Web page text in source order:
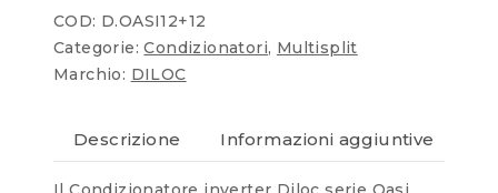
COD: D.OASI12+12
Categorie:Condizionatori, Multisplit
Marchio: DILOC
Descrizione Informazioni aggiuntive